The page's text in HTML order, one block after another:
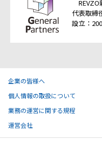
REVZO
代表取締
設立：
企業の皆様へ
個人情報の取扱について
業務の運営に関する規程
運営会社